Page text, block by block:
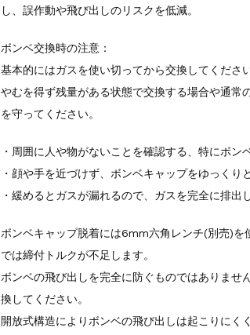
し、誤作動や飛び出しのリスクを低減。
ボンベ交換時の注意：
基本的にはガスを使い切ってから交換してください
やむを得ず残量がある状態で交換する場合や通常
を守ってください。
・周囲に人や物がないことを確認する、特にボン
・顔や手を近づけず、ボンベキャップをゆっくり
・緩めるとガスが漏れるので、ガスを完全に排出
ボンベキャップ脱着には6mm六角レンチ(別売)を
では締付トルクが不足します。
ボンベの飛び出しを完全に防ぐものではありませ
換してください。
開放式構造によりボンベの飛び出しは起こりにく